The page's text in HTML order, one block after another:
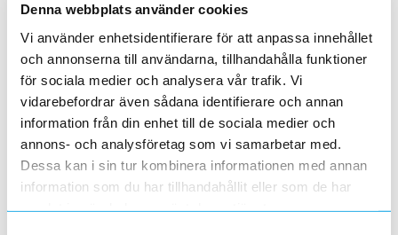
Denna webbplats använder cookies
Vi använder enhetsidentifierare för att anpassa innehållet
och annonserna till användarna, tillhandahålla funktioner
för sociala medier och analysera vår trafik. Vi
vidarebefordrar även sådana identifierare och annan
information från din enhet till de sociala medier och
annons- och analysföretag som vi samarbetar med.
Dessa kan i sin tur kombinera informationen med annan
information som du har tillhandahållit eller som de har
samlat in när du har använt deras tjänster.
förpackning inkl testrapport. Ingår i Excels 25-
åriga systemgaranti, se separata villkor.
ArtNr 5066931
Varumärke EXCEL
Patchkabel med böjokänslig singelmode
G657-fiberkabel. Levereras i individuellt
förpackning inkl testrapport. Ingår i Excels 25-
åriga systemgaranti, se separata villkor.
ST Lägg i kundvagn
KK G657A2 DPX LC-LC 5M GUL
ArtNr 5066932
Varumärke
EXCEL
Patchkabel med böjokänslig singelmode
G657-fiberkabel. Levereras i individuellt
förpackning inkl testrapport. Ingår i Excels 25-